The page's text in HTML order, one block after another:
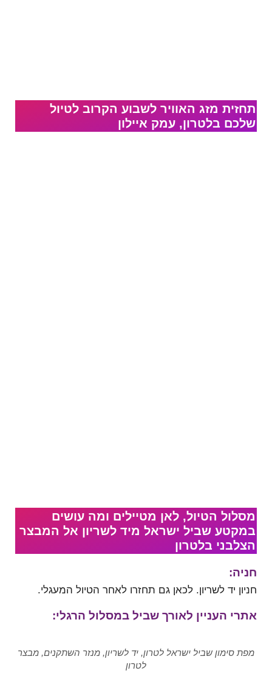
תחזית מזג האוויר לשבוע הקרוב לטיול
שלכם בלטרון, עמק איילון
מסלול הטיול, לאן מטיילים ומה עושים
במקטע שביל ישראל מיד לשריון אל המבצר
הצלבני בלטרון
חניה:
חניון יד לשריון. לכאן גם תחזרו לאחר הטיול המעגלי.
אתרי העניין לאורך שביל במסלול הרגלי:
מפת סימון שביל ישראל לטרון, יד לשריון, מנזר השתקנים, מבצר
לטרון